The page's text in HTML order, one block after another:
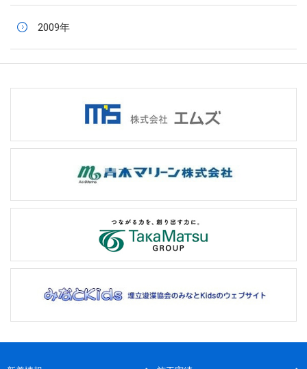
2009年